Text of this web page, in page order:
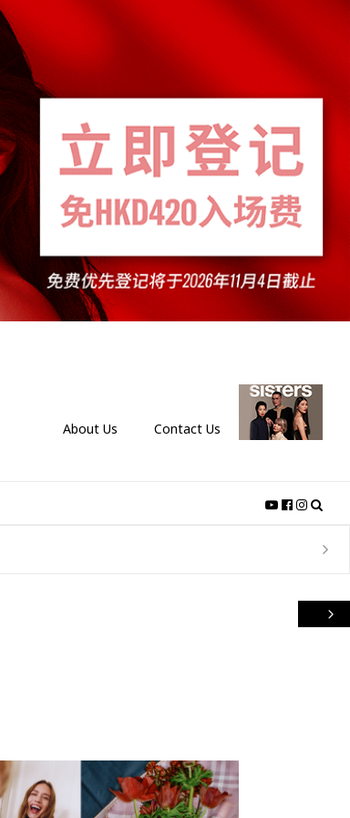
About Us Contact Us